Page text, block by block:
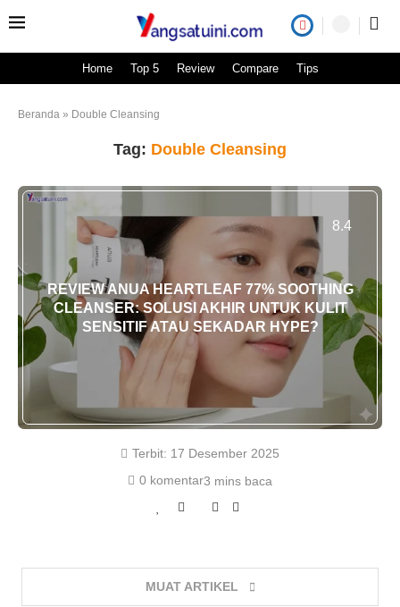
Home Top 5 Review Compare Tips
Beranda » Double Cleansing
Tag: Double Cleansing
8.4
REVIEW ANUA HEARTLEAF 77% SOOTHING
CLEANSER: SOLUSI AKHIR UNTUK KULIT
SENSITIF ATAU SEKADAR HYPE?
Terbit: 17 Desember 2025
0 komentar3 mins baca
MUAT ARTIKEL